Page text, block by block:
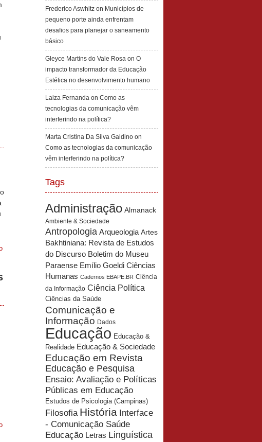
Frederico Aswhitz on Municípios de
pequeno porte ainda enfrentam
desafios para planejar o saneamento
básico
Gleyce Martins do Vale Rosa on O
impacto transformador da Educação
Estética no desenvolvimento humano
Laiza Fernanda on Como as
tecnologias da comunicação vêm
interferindo na política?
Marta Cristina Da Silva Galdino on
Como as tecnologias da comunicação
vêm interferindo na política?
Tags
Administração Almanack
Ambiente & Sociedade
Antropologia Arqueologia Artes
Bakhtiniana: Revista de Estudos
do Discurso Boletim do Museu
Paraense Emílio Goeldi Ciências
Humanas Cadernos EBAPE.BR Ciência
da Informação Ciência Política
Ciências da Saúde
Comunicação e
Informação Dados
Educação Educação &
Realidade Educação & Sociedade
Educação em Revista
Educação e Pesquisa
Ensaio: Avaliação e Políticas
Públicas em Educação
Estudos de Psicologia (Campinas)
Filosofia História Interface
- Comunicação Saúde
Educação Letras Linguística